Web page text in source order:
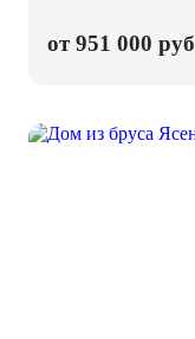
от 951 000 руб